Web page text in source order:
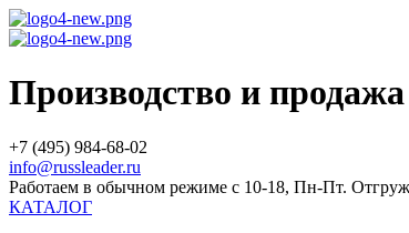
Производство и
+7 (495) 984-68-02
info@russleader.ru
Работаем в обычном режиме с 10-18, Пн-Пт.
КАТАЛОГ